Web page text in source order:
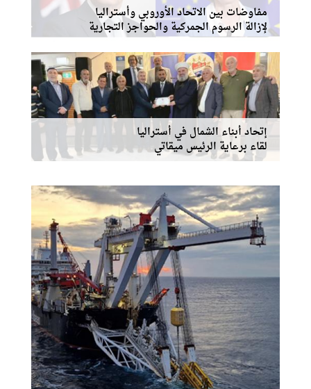
مفاوضات بين الاتحاد الأوروبي وأستراليا
لإزالة الرسوم الجمركية والحواجز التجارية
إتحاد أبناء الشمال في أستراليا
لقاء برعاية الرئيس ميقاتي